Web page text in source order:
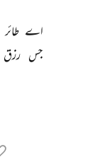
اے طائر
جس رزق